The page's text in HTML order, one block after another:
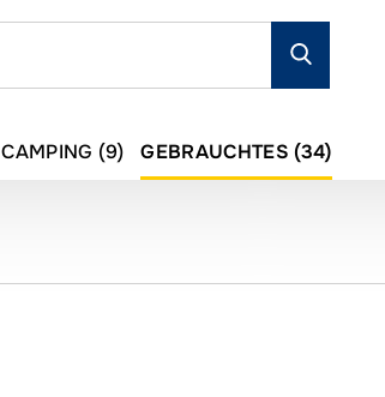
CAMPING (9) GEBRAUCHTES (34)